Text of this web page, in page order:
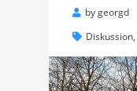
bygeorgd
Diskussion,